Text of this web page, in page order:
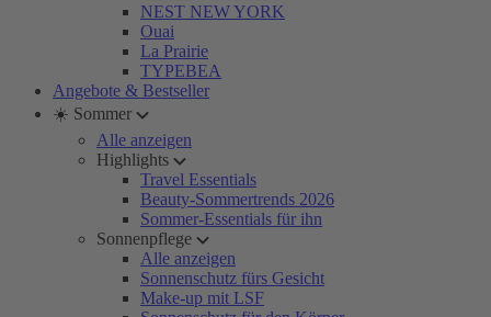
NEST NEW YORK
Ouai
La Prairie
TYPEBEA
Angebote & Bestseller
☀️ Sommer
Alle anzeigen
Highlights
Travel Essentials
Beauty-Sommertrends 2026
Sommer-Essentials für ihn
Sonnenpflege
Alle anzeigen
Sonnenschutz fürs Gesicht
Make-up mit LSF